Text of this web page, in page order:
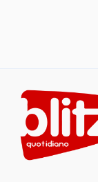
content